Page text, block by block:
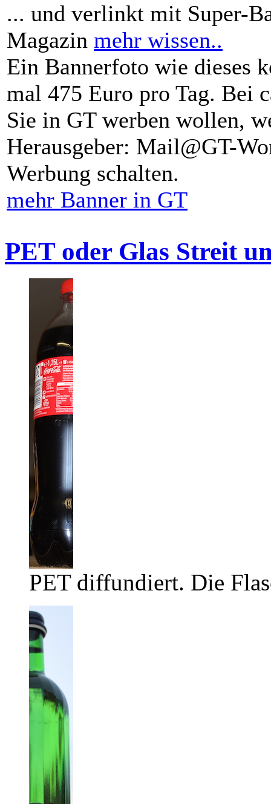
... und verlinkt mit Super-
Magazin mehr wissen..
Ein Bannerfoto wie dieses
mal 475 Euro pro Tag. Bei
Sie in GT werben wollen,
Herausgeber: Mail@GT-
Werbung schalten.
mehr Banner in GT
PET oder Glas Streit
PET diffundiert. Die